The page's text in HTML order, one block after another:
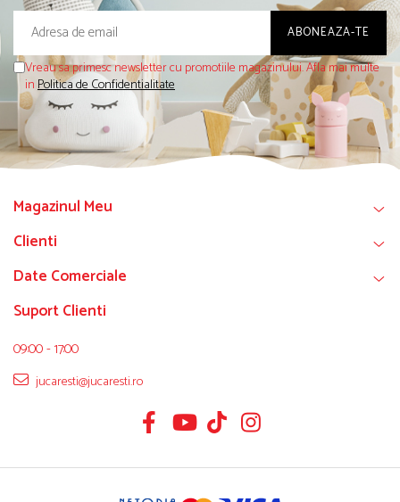
Vreau sa primesc newsletter cu promotiile magazinului. Afla mai multe
inPolitica de Confidentialitate
Magazinul Meu
Clienti
Date Comerciale
Suport Clienti
09:00 - 17:00
jucaresti@jucaresti.ro